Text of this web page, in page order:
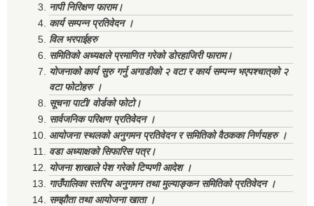
नापी निरिक्षण फाराम।
कार्य सम्पन्न प्रतिवेदन ।
विल भरपाईहरु
समितिको अध्यक्षले प्रमाणित गरेको डोरहाजिरी फाराम।
योजनाको कार्य सुरु गर्नु अगाडीको २ वटा र कार्य सम्पन्न भएपश्चात्‌को २
वटा फोटोहरु ।
सूचना पाटी/ वोर्डको फोटो।
सार्वजनिक परिक्षण प्रतिवेदन ।
आयोजना स्थलको अनुगमन प्रतिवेदन र समितिको वैठकका निर्णयहरु ।
वडा अध्याक्षको सिफारिस पत्र।
योजना शाखाले पेश गरेको टिप्पणी आदेश ।
गाउँपालिका स्तरिय अनुगमन तथा मुल्याङ्कन समितिको प्रतिवेदन ।
सम्झौता तथा आयोजना खाता ।